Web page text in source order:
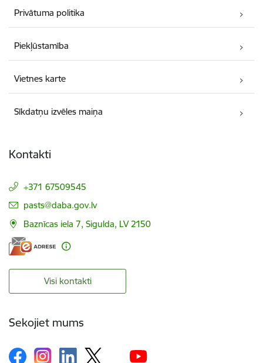
Privātuma politika
Piekļūstamība
Vietnes karte
Sīkdatņu izvēles maiņa
Kontakti
+371 67509545
E-pasts:
pasts@daba.gov.lv
Baznīcas iela 7, Sigulda, LV 2150
Visi kontakti
Sekojiet mums